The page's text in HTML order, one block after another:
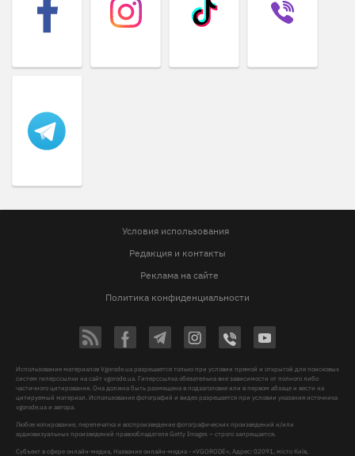
Условия использования
Редакция и контакты
Реклама на сайте
Политика конфиденциальности
Использование материалов Vgorode.ua разрешается только при условии прямой и открытой для поисковых
систем гиперссылки на сайт vgorode.ua. Гиперссылка обязательна вне зависимости от полного либо
частичного цитирования. Она должна быть размещена в подзаголовке или в первом абзаце и вести на
цитируемый материал. Использование фотографий и видео разрешается при условии указания источника
vgorode.ua и автора.
Любое копирование, перепечатка и воспроизведение фотографических произведений и/или
аудиовизуальных произведений правообладателя Getty Images – строго запрещается.
Субъект в сфере онлайн-медиа, Название онлайн-медиа - «VGORODE», Адрес: 02091, місто Київ,